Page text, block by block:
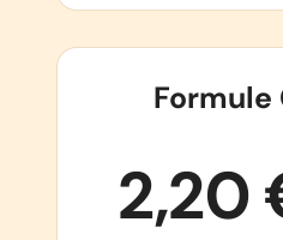
Formule
2,20